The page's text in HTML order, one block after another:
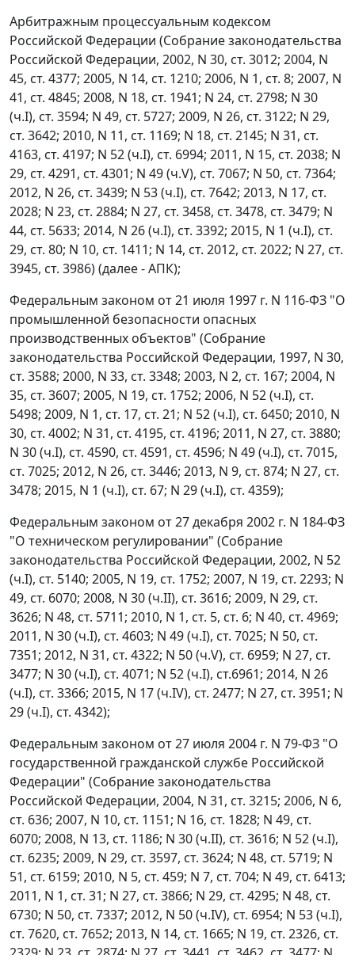
Арбитражным процессуальным кодексом
Российской Федерации (Собрание законодательства
Российской Федерации, 2002, N 30, ст. 3012; 2004, N
45, ст. 4377; 2005, N 14, ст. 1210; 2006, N 1, ст. 8; 2007, N
41, ст. 4845; 2008, N 18, ст. 1941; N 24, ст. 2798; N 30
(ч.I), ст. 3594; N 49, ст. 5727; 2009, N 26, ст. 3122; N 29,
ст. 3642; 2010, N 11, ст. 1169; N 18, ст. 2145; N 31, ст.
4163, ст. 4197; N 52 (ч.I), ст. 6994; 2011, N 15, ст. 2038; N
29, ст. 4291, ст. 4301; N 49 (ч.V), ст. 7067; N 50, ст. 7364;
2012, N 26, ст. 3439; N 53 (ч.I), ст. 7642; 2013, N 17, ст.
2028; N 23, ст. 2884; N 27, ст. 3458, ст. 3478, ст. 3479; N
44, ст. 5633; 2014, N 26 (ч.I), ст. 3392; 2015, N 1 (ч.I), ст.
29, ст. 80; N 10, ст. 1411; N 14, ст. 2012, ст. 2022; N 27, ст.
3945, ст. 3986) (далее - АПК);
Федеральным законом от 21 июля 1997 г. N 116-ФЗ "О
промышленной безопасности опасных
производственных объектов" (Собрание
законодательства Российской Федерации, 1997, N 30,
ст. 3588; 2000, N 33, ст. 3348; 2003, N 2, ст. 167; 2004, N
35, ст. 3607; 2005, N 19, ст. 1752; 2006, N 52 (ч.I), ст.
5498; 2009, N 1, ст. 17, ст. 21; N 52 (ч.I), ст. 6450; 2010, N
30, ст. 4002; N 31, ст. 4195, ст. 4196; 2011, N 27, ст. 3880;
N 30 (ч.I), ст. 4590, ст. 4591, ст. 4596; N 49 (ч.I), ст. 7015,
ст. 7025; 2012, N 26, ст. 3446; 2013, N 9, ст. 874; N 27, ст.
3478; 2015, N 1 (ч.I), ст. 67; N 29 (ч.I), ст. 4359);
Федеральным законом от 27 декабря 2002 г. N 184-ФЗ
"О техническом регулировании" (Собрание
законодательства Российской Федерации, 2002, N 52
(ч.I), ст. 5140; 2005, N 19, ст. 1752; 2007, N 19, ст. 2293; N
49, ст. 6070; 2008, N 30 (ч.II), ст. 3616; 2009, N 29, ст.
3626; N 48, ст. 5711; 2010, N 1, ст. 5, ст. 6; N 40, ст. 4969;
2011, N 30 (ч.I), ст. 4603; N 49 (ч.I), ст. 7025; N 50, ст.
7351; 2012, N 31, ст. 4322; N 50 (ч.V), ст. 6959; N 27, ст.
3477; N 30 (ч.I), ст. 4071; N 52 (ч.I), ст.6961; 2014, N 26
(ч.I), ст. 3366; 2015, N 17 (ч.IV), ст. 2477; N 27, ст. 3951; N
29 (ч.I), ст. 4342);
Федеральным законом от 27 июля 2004 г. N 79-ФЗ "О
государственной гражданской службе Российской
Федерации" (Собрание законодательства
Российской Федерации, 2004, N 31, ст. 3215; 2006, N 6,
ст. 636; 2007, N 10, ст. 1151; N 16, ст. 1828; N 49, ст.
6070; 2008, N 13, ст. 1186; N 30 (ч.II), ст. 3616; N 52 (ч.I),
ст. 6235; 2009, N 29, ст. 3597, ст. 3624; N 48, ст. 5719; N
51, ст. 6159; 2010, N 5, ст. 459; N 7, ст. 704; N 49, ст. 6413;
2011, N 1, ст. 31; N 27, ст. 3866; N 29, ст. 4295; N 48, ст.
6730; N 50, ст. 7337; 2012, N 50 (ч.IV), ст. 6954; N 53 (ч.I),
ст. 7620, ст. 7652; 2013, N 14, ст. 1665; N 19, ст. 2326, ст.